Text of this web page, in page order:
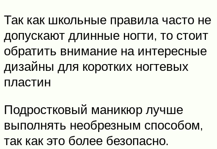
Так как школьные правила часто не
допускают длинные ногти, то стоит
обратить внимание на интересные
дизайны для коротких ногтевых
пластин
Подростковый маникюр лучше
выполнять необрезным способом,
так как это более безопасно.